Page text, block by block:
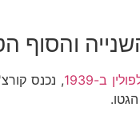
והסוף
ב-1939
, נכנס